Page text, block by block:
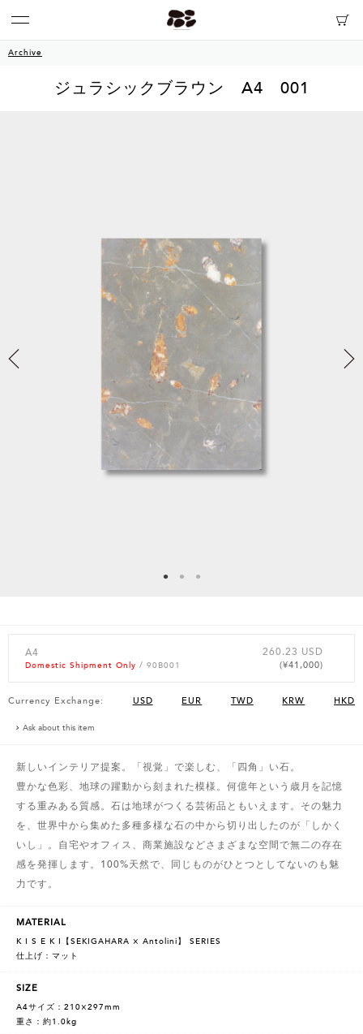
Archive
ジュラシックブラウン A4 001
A4
Domestic Shipment Only / 90B001
260.23 USD
(¥41,000)
Currency Exchange: USD EUR TWD KRW HKD
Ask about this item
新しいインテリア提案。「視覚」で楽しむ、「四角」い石。
豊かな色彩、地球の躍動から刻まれた模様。何億年という歳月を記憶
する重みある質感。石は地球がつくる芸術品ともいえます。その魅力
を、世界中から集めた多種多様な石の中から切り出したのが「しかく
いし」。自宅やオフィス、商業施設などさまざまな空間で無二の存在
感を発揮します。100%天然で、同じものがひとつとしてないのも魅
力です。
MATERIAL
K I S E K I【SEKIGAHARA × Antolini】 SERIES
仕上げ：マット
SIZE
A4サイズ：210×297mm
重さ：約1.0kg